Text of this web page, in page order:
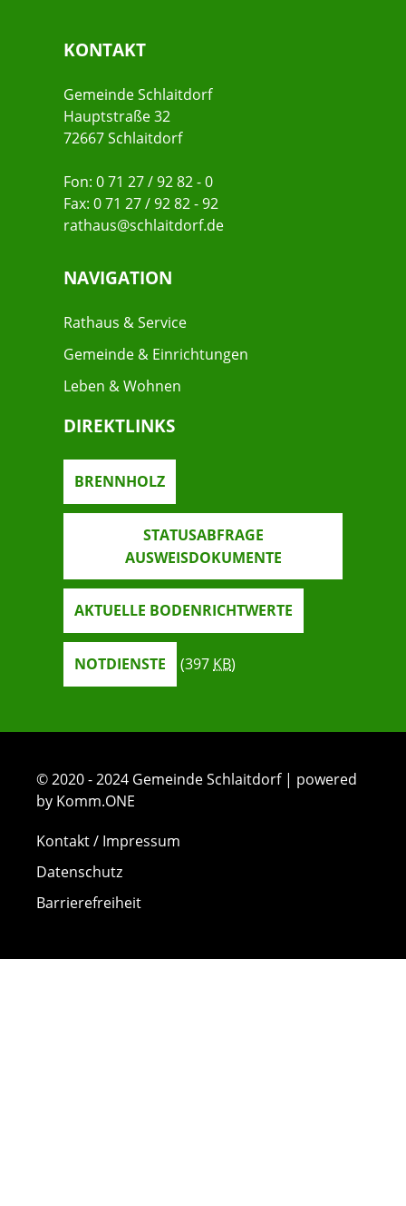
KONTAKT
Gemeinde Schlaitdorf
Hauptstraße 32
72667 Schlaitdorf
Fon: 0 71 27 / 92 82 - 0
Fax: 0 71 27 / 92 82 - 92
rathaus@schlaitdorf.de
NAVIGATION
Rathaus & Service
Gemeinde & Einrichtungen
Leben & Wohnen
DIREKTLINKS
BRENNHOLZ
STATUSABFRAGE
AUSWEISDOKUMENTE
AKTUELLE BODENRICHTWERTE
NOTDIENSTE (397 KB)
© 2020 - 2024 Gemeinde Schlaitdorf | powered
by Komm.ONE
Kontakt / Impressum
Datenschutz
Barrierefreiheit